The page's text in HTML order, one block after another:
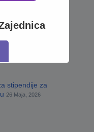
stipendije za
26 Maja, 2026
seconds